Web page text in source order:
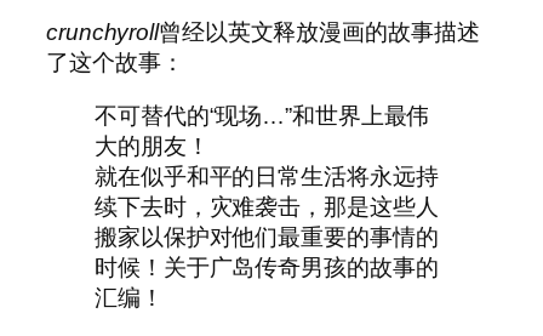
crunchyroll曾经以英文释放漫画的故事描述
了这个故事：
不可替代的“现场…”和世界上最伟
大的朋友！
就在似乎和平的日常生活将永远持
续下去时，灾难袭击，那是这些人
搬家以保护对他们最重要的事情的
时候！关于广岛传奇男孩的故事的
汇编！